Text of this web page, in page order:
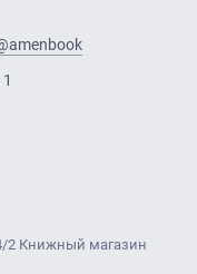
2 Книжный магазин